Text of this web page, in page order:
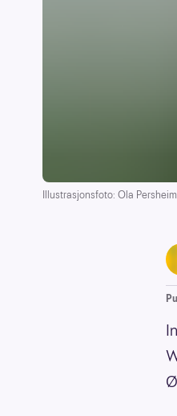
Illustrasjonsfoto: Ola Persheim